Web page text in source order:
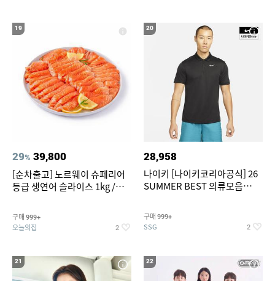
19
29% 39,800
[순차출고] 노르웨이 슈페리어
등급 생연어 슬라이스 1kg /
구매 999+
오늘의집 2
20
28,958
나이키 [나이키코리아공식] 26
SUMMER BEST 의류모음
구매 999+
SSG 2
21 22